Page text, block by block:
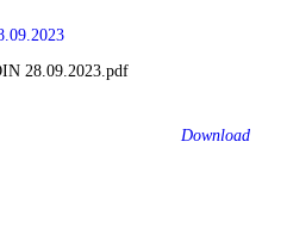
28.09.2023.pdf
Download